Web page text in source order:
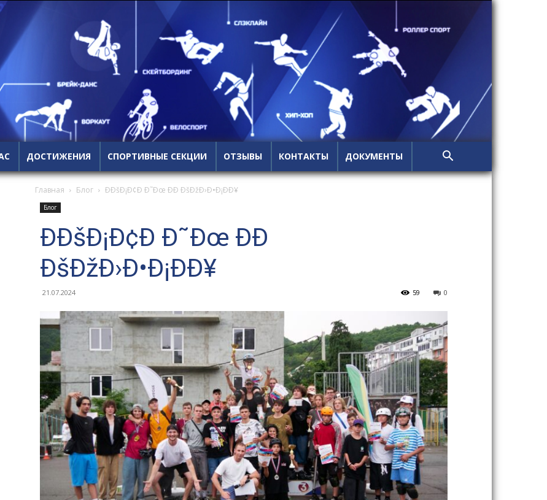
ДОСТИЖЕНИЯ СПОРТИВНЫЕ СЕКЦИИ ОТЗЫВЫ КОНТАКТЫ ДОКУМЕНТЫ
Главная Блог Ð­ÐšÐ¡Ð¢Ð Ð˜Ðœ ÐÐ ÐšÐžÐ›Ð•Ð¡ÐÐ¥
Блог
Ð­ÐšÐ¡Ð¢Ð Ð˜Ðœ ÐÐ
ÐšÐžÐ›Ð•Ð¡ÐÐ¥
21.07.2024 0
59